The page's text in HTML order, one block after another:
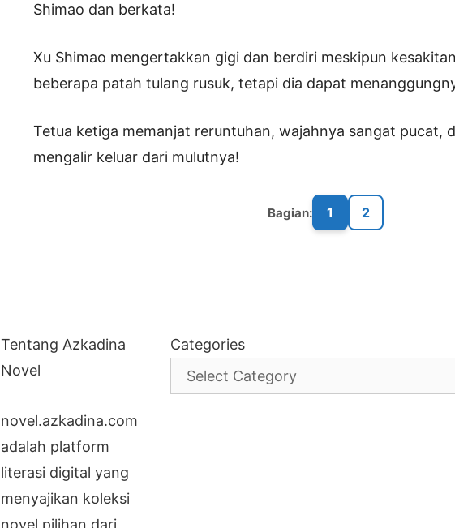
Shimao dan berkata!
Xu Shimao mengertakkan gigi dan berdiri meskipun
beberapa patah tulang rusuk, tetapi dia dapat
Tetua ketiga memanjat reruntuhan, wajahnya sangat pucat,
mengalir keluar dari mulutnya!
Bagian: 1 2
Tentang Azkadina
Novel
novel.azkadina.com
adalah platform
literasi digital yang
menyajikan koleksi
novel pilihan dari
Categories